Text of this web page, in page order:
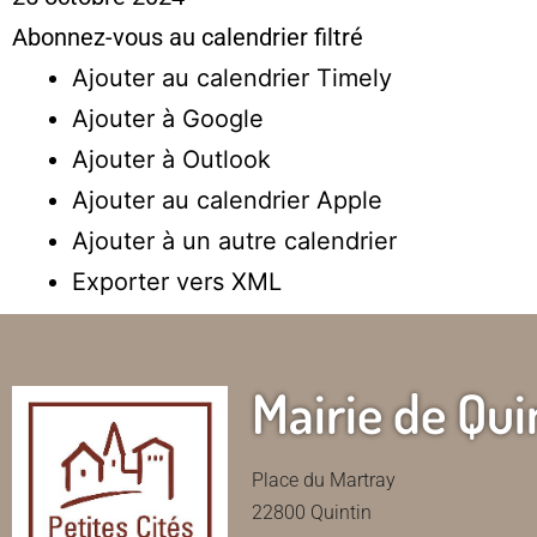
Abonnez-vous au calendrier filtré
Ajouter au calendrier Timely
Ajouter à Google
Ajouter à Outlook
Ajouter au calendrier Apple
Ajouter à un autre calendrier
Exporter vers XML
Mairie de
Place du Martray
22800 Quintin